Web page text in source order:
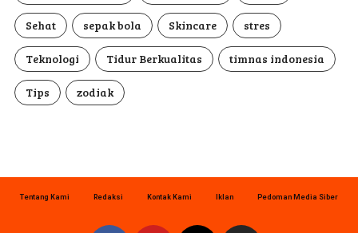
Sehat sepak bola Skincare stres
Teknologi Tidur Berkualitas timnas indonesia
Tips zodiak
Tentang Kami Redaksi Kontak Kami Iklan Pedoman Media Siber